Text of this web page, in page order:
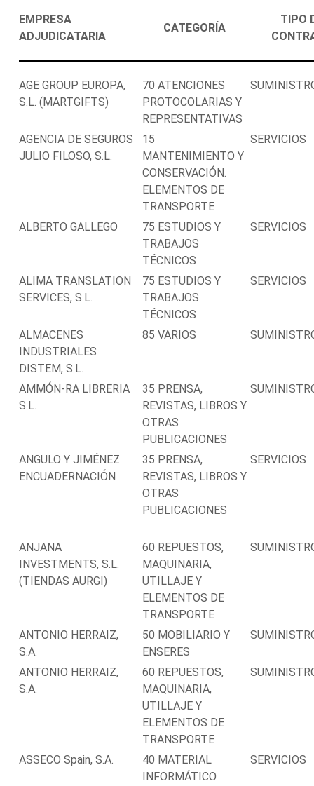
EMPRESA
ADJUDICATARIA
CATEGORÍA
TIPO
AGE GROUP EUROPA,
S.L. (MARTGIFTS)
70 ATENCIONES
PROTOCOLARIAS Y
REPRESENTATIVAS
AGENCIA DE SEGUROS
JULIO FILOSO, S.L.
15
MANTENIMIENTO Y
CONSERVACIÓN.
ELEMENTOS DE
TRANSPORTE
SERVICIOS
ALBERTO GALLEGO
75 ESTUDIOS Y
TRABAJOS
TÉCNICOS
SERVICIOS
ALIMA TRANSLATION
SERVICES, S.L.
75 ESTUDIOS Y
TRABAJOS
TÉCNICOS
SERVICIOS
ALMACENES
INDUSTRIALES
DISTEM, S.L.
85 VARIOS
AMMÓN-RA LIBRERIA
S.L.
35 PRENSA,
REVISTAS, LIBROS Y
OTRAS
PUBLICACIONES
ANGULO Y JIMÉNEZ
ENCUADERNACIÓN
35 PRENSA,
REVISTAS, LIBROS Y
OTRAS
PUBLICACIONES
SERVICIOS
ANJANA
INVESTMENTS, S.L.
(TIENDAS AURGI)
60 REPUESTOS,
MAQUINARIA,
UTILLAJE Y
ELEMENTOS DE
TRANSPORTE
ANTONIO HERRAIZ,
S.A.
50 MOBILIARIO Y
ENSERES
ANTONIO HERRAIZ,
S.A.
60 REPUESTOS,
MAQUINARIA,
UTILLAJE Y
ELEMENTOS DE
TRANSPORTE
ASSECO Spain, S.A.
40 MATERIAL
INFORMÁTICO
SERVICIOS